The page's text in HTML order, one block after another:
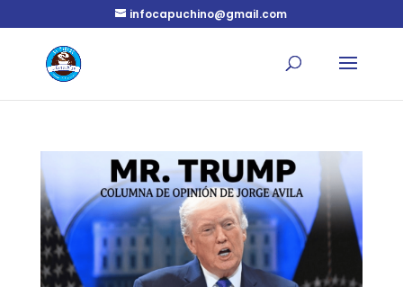
infocapuchino@gmail.com